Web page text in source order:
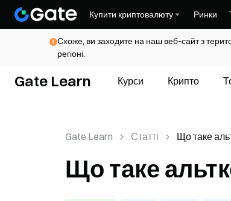
Купити криптовалюту Ринки
Схоже, ви заходите на наш веб-сайт з
регіоні.
Gate Learn Курси Крипто
Gate Learn Статті Що таке
Що таке